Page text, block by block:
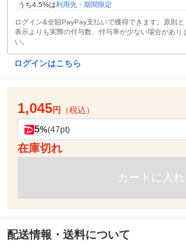
うち4.5%は利用先・期間限定
ログイン&全額PayPay支払いで獲得できます。原則と
表示よりも実際の付与数、付与率が少ない場合があり
い。
ログインはこちら
1,045円 （税込）
5%(47pt)
在庫切れ
カートに入れ
配送情報・送料について